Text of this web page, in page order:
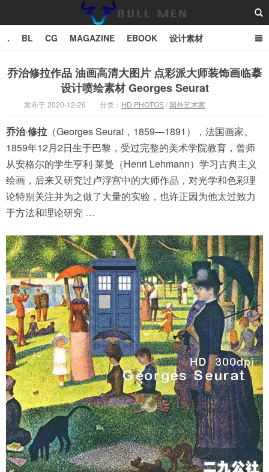
Bull Man斗牛士
. BL CG MAGAZINE EBOOK 设计素材
乔治修拉作品 油画高清大图片 点彩派大师装饰画临摹
设计喷绘素材 Georges Seurat
发布于 2020-12-26 分类： HD PHOTOS/ 国外艺术家
乔治·修拉 （Georges Seurat，1859—1891），法国画家。
1859年12月2日生于巴黎，受过完整的美术学院教育，曾师
从安格尔的学生亨利·莱曼（Henri Lehmann）学习古典主义
绘画，后来又研究过卢浮宫中的大师作品，对光学和色彩理
论特别关注并为之做了大量的实验，也许正因为他太过致力
于方法和理论研究 …